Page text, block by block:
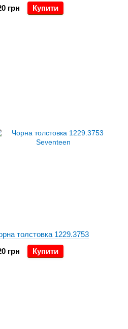
грн
Купити
толстовка 1229.3753
грн
Купити